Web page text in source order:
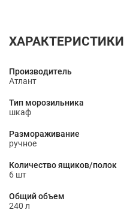
ХАРАКТЕРИСТИКИ
Производитель
Атлант
Тип морозильника
шкаф
Размораживание
ручное
Количество ящиков/полок
6 шт
Общий объем
240 л